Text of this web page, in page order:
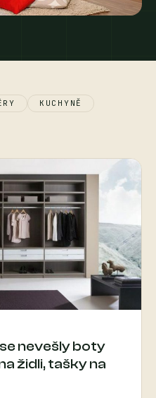
KUCHYNĚ
nevešly boty
židli, tašky na